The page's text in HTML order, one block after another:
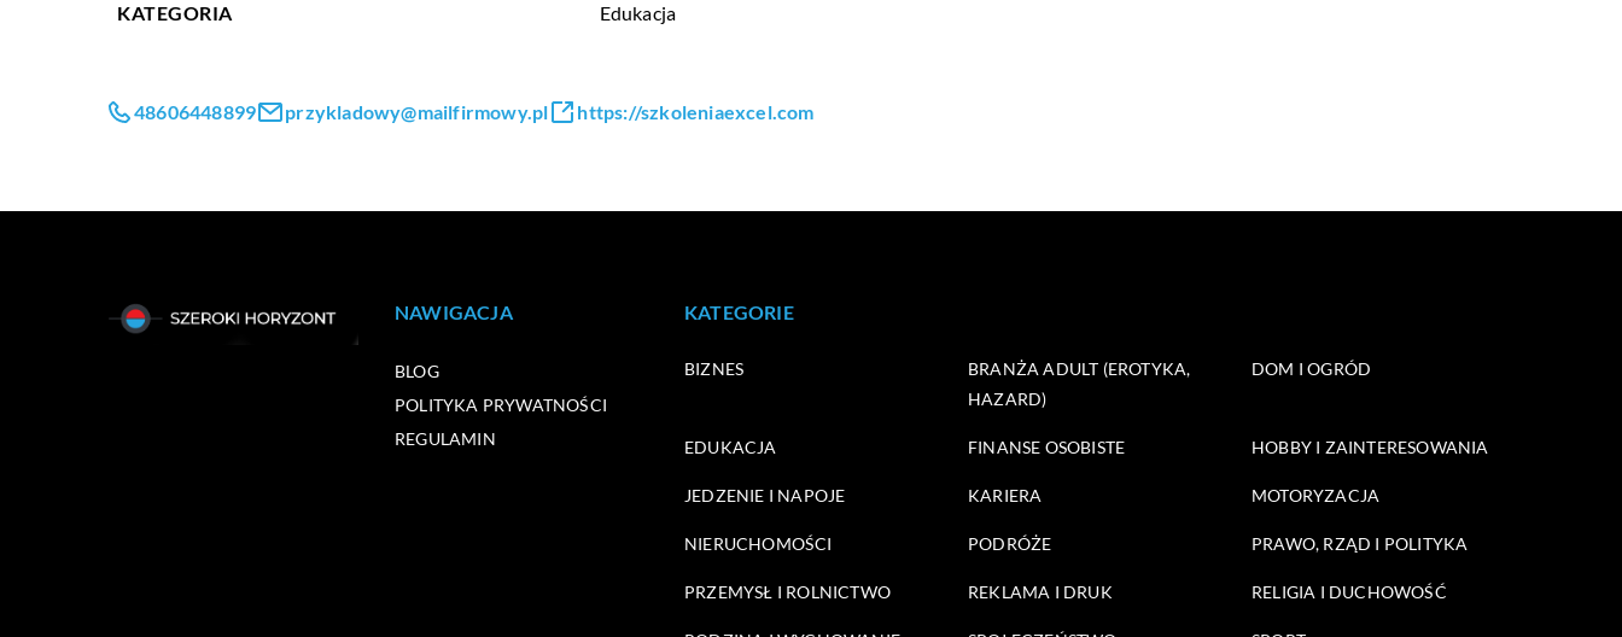
KATEGORIA Edukacja
48606448899 przykladowy@mailfirmowy.pl https://szkoleniaexcel.com
NAWIGACJA
BLOG
POLITYKA PRYWATNOŚCI
REGULAMIN
KATEGORIE
BIZNES
BRANŻA ADULT (EROTYKA,
HAZARD)
DOM I OGRÓD
EDUKACJA FINANSE OSOBISTE HOBBY I ZAINTERESOWANIA
JEDZENIE I NAPOJE KARIERA MOTORYZACJA
NIERUCHOMOŚCI PODRÓŻE PRAWO, RZĄD I POLITYKA
PRZEMYSŁ I ROLNICTWO REKLAMA I DRUK RELIGIA I DUCHOWOŚĆ